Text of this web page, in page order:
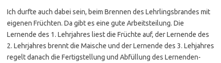
Ich durfte auch dabei sein, beim Brennen des Lehrlingsbrandes mit
eigenen Früchten. Da gibt es eine gute Arbeitsteilung. Die
Lernende des 1. Lehrjahres liest die Früchte auf, der Lernende des
2. Lehrjahres brennt die Maische und der Lernende des 3. Lehjahres
regelt danach die Fertigstellung und Abfüllung des Lernenden-